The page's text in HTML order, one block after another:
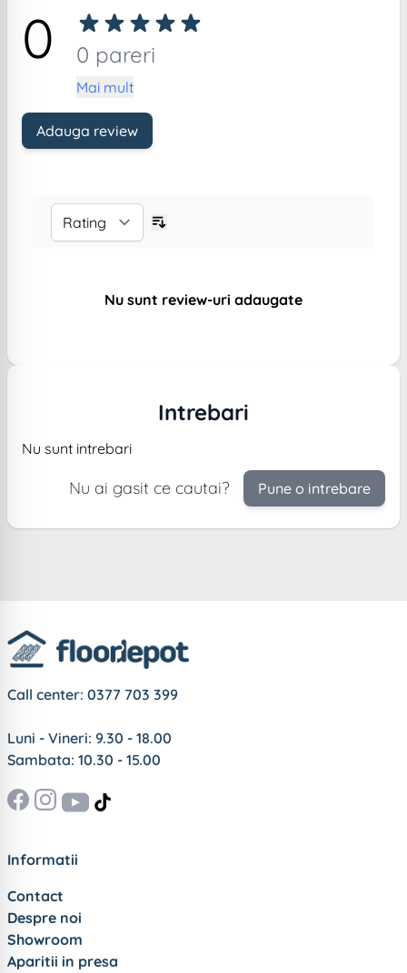
0 0 pareri
Mai mult
Adauga review
Nu sunt review-uri adaugate
Intrebari
Nu sunt intrebari
Nu ai gasit ce cautai? Pune o intrebare
Call center: 0377 703 399
Luni - Vineri: 9.30 - 18.00
Sambata: 10.30 - 15.00
Informatii
Contact
Despre noi
Showroom
Aparitii in presa